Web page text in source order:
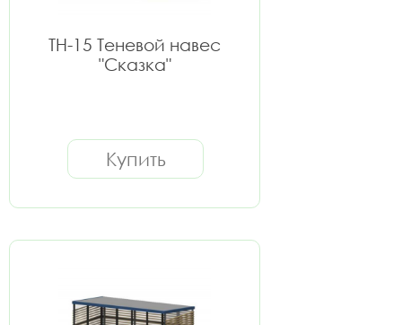
ТН-15 Теневой навес
"Сказка"
Купить